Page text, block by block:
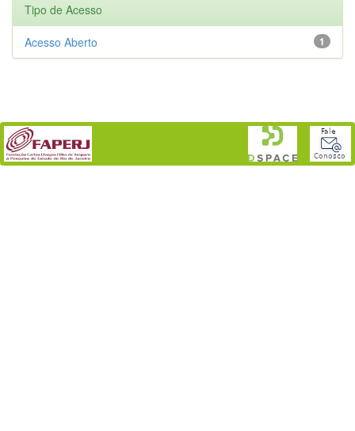
Tipo de Acesso
1
Acesso Aberto